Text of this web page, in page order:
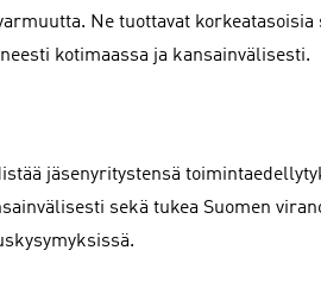
Ne tuottavat
kotimaassa ja kansainvälisesti.
jäsenyritystensä
sekä tukea Suomen